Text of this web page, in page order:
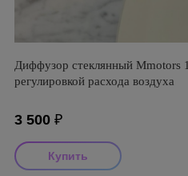
Диффузор стеклянный
регулировкой расхода воздуха
3 500 ₽